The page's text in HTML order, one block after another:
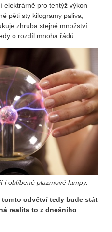
elektrárně pro tentýž výkon
pěti sty kilogramy paliva,
zhruba stejné množství
o rozdíl mnoha řádů.
i oblíbené plazmové lampy.
odvětví tedy bude stát
realita to z dnešního